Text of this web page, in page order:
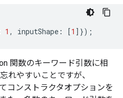
1 , inputShape : [1 ]});
関数のキーワード引数に相
れやすいことですが、
コンストラクタオプションを